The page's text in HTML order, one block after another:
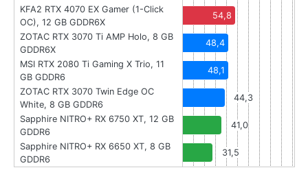
KFA2 RTX 4070 EX Gamer (1-Click
OC), 12 GB GDDR6X
54,8
ZOTAC RTX 3070 Ti AMP Holo, 8 GB
GDDR6X
48,4
MSI RTX 2080 Ti Gaming X Trio, 11
GB GDDR6
48,1
ZOTAC RTX 3070 Twin Edge OC
White, 8 GB GDDR6
44,3
Sapphire NITRO+ RX 6750 XT, 12 GB
GDDR6
41,0
Sapphire NITRO+ RX 6650 XT, 8 GB
GDDR6
31,5